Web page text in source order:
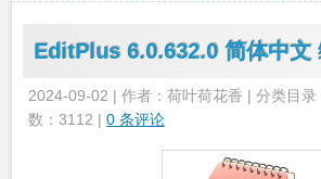
EditPlus 6.0.632.0 简体中文
2024-09-02 | 作者：荷叶荷花香 | 分类目录
数：3112 | 0 条评论